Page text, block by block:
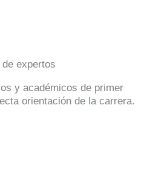
expertos
y académicos de primer
orientación de la carrera.